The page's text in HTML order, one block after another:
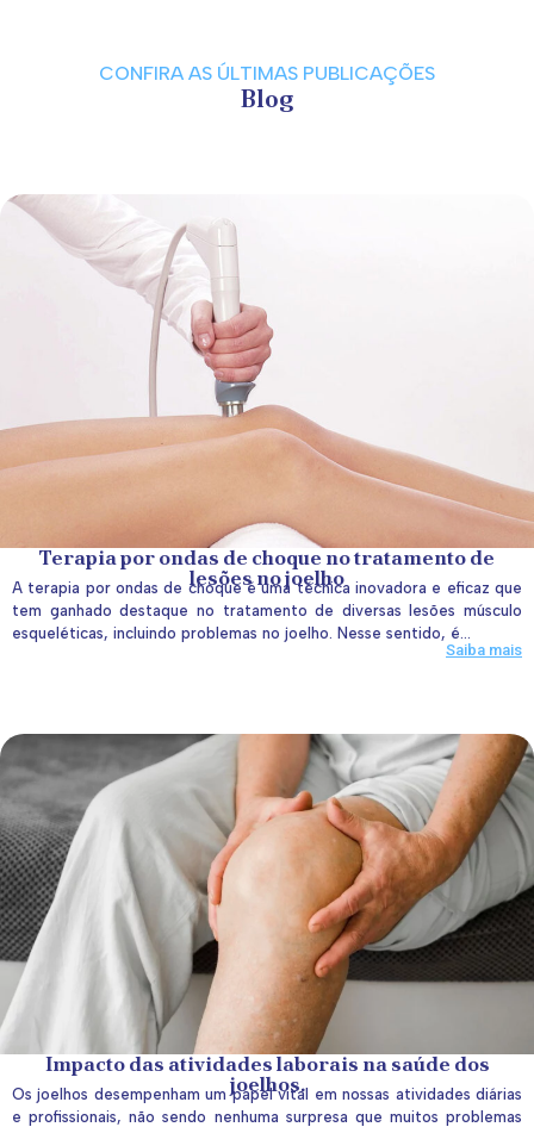
CONFIRA AS ÚLTIMAS PUBLICAÇÕES
Blog
Terapia por ondas de choque no tratamento de
lesões no joelho
A terapia por ondas de choque é uma técnica inovadora e eficaz que
tem ganhado destaque no tratamento de diversas lesões músculo
esqueléticas, incluindo problemas no joelho. Nesse sentido, é...
Saiba mais
Impacto das atividades laborais na saúde dos
joelhos.
Os joelhos desempenham um papel vital em nossas atividades diárias
e profissionais, não sendo nenhuma surpresa que muitos problemas